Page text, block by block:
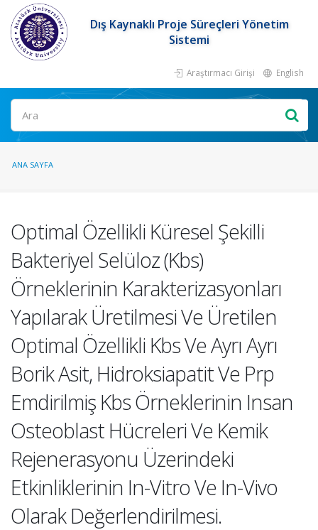
Dış Kaynaklı Proje Süreçleri Yönetim
Sistemi
Araştırmacı Girişi English
ANA SAYFA
Optimal Özellikli Küresel Şekilli
Bakteriyel Selüloz (Kbs)
Örneklerinin Karakterizasyonları
Yapılarak Üretilmesi Ve Üretilen
Optimal Özellikli Kbs Ve Ayrı Ayrı
Borik Asit, Hidroksiapatit Ve Prp
Emdirilmiş Kbs Örneklerinin Insan
Osteoblast Hücreleri Ve Kemik
Rejenerasyonu Üzerindeki
Etkinliklerinin In-Vitro Ve In-Vivo
Olarak Değerlendirilmesi.